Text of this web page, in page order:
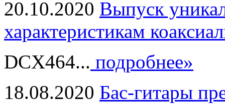
20.10.2020 Выпуск
характеристикам
DCX464... подробнее»
18.08.2020 Бас-гитары